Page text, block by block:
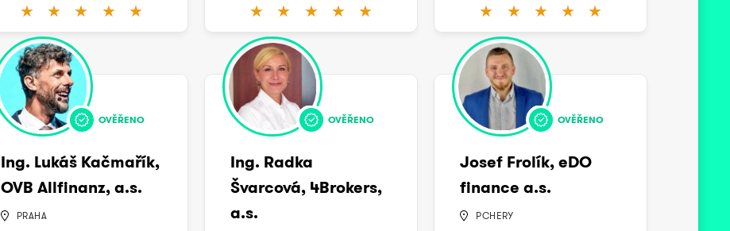
★ ★ ★ ★ ★ ★ ★ ★ ★ ★ ★ ★ ★ ★ ★
OVĚŘENO
Ing. Lukáš Kačmařík,
OVB Allfinanz, a.s.
PRAHA
OVĚŘENO
Ing. Radka
Švarcová, 4Brokers,
a.s.
OVĚŘENO
Josef Frolík, eDO
finance a.s.
PCHERY